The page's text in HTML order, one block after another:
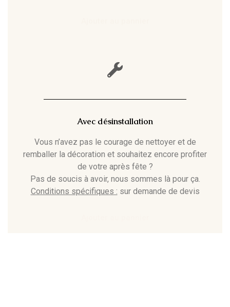
Avec désinstallation
Vous n’avez pas le courage de nettoyer et de
remballer la décoration et souhaitez encore profiter
de votre après fête ?
Pas de soucis à avoir, nous sommes là pour ça.
Conditions spécifiques : sur demande de devis